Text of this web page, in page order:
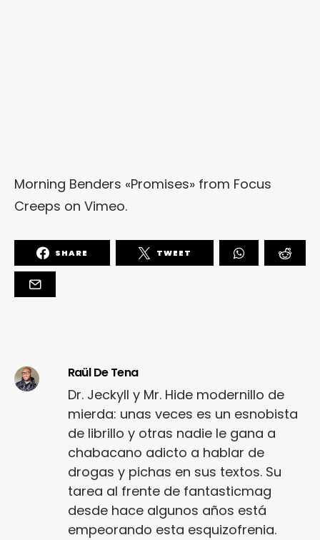
Morning Benders «Promises» from Focus
Creeps on Vimeo.
SHARE TWEET
Raül De Tena
Dr. Jeckyll y Mr. Hide modernillo de
mierda: unas veces es un esnobista
de librillo y otras nadie le gana a
chabacano adicto a hablar de
drogas y pichas en sus textos. Su
tarea al frente de fantasticmag
desde hace algunos años está
empeorando esta esquizofrenia.